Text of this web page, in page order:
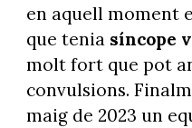
en aquell moment
que tenia síncope
molt fort que pot
convulsions.
maig de 2023 un